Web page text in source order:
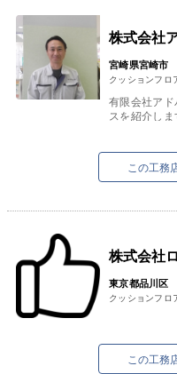
株式会社
宮崎県宮崎市
クッションフロ
有限会社ア
スを紹介しま
の希望の商
この工務
株式会社
東京都品川区
クッションフロ
この工務